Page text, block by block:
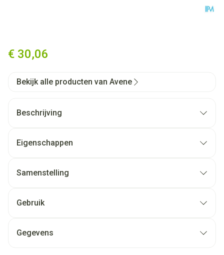
€ 30,06
Bekijk alle producten van Avene
Beschrijving
Eigenschappen
Samenstelling
Gebruik
Gegevens